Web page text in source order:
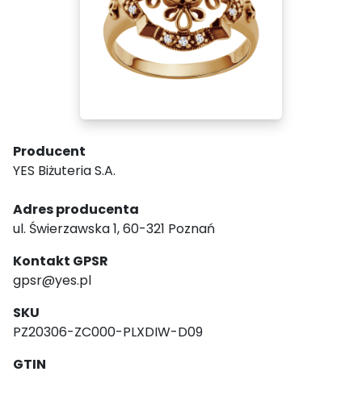
Producent
YES Biżuteria S.A.
Adres producenta
ul. Świerzawska 1, 60-321 Poznań
Kontakt GPSR
gpsr@yes.pl
SKU
PZ20306-ZC000-PLXDIW-D09
GTIN